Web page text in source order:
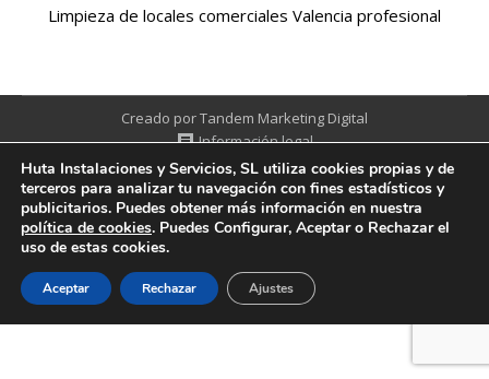
Limpieza de locales comerciales Valencia profesional
Creado por Tandem Marketing Digital
Información legal
Huta Instalaciones y Servicios, SL utiliza cookies propias y de
terceros para analizar tu navegación con fines estadísticos y
publicitarios. Puedes obtener más información en nuestra
política de cookies. Puedes Configurar, Aceptar o Rechazar el
uso de estas cookies.
Aceptar Rechazar Ajustes